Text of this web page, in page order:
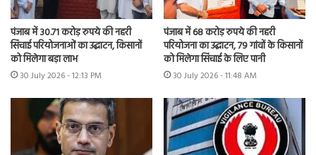
पंजाब में 30.71 करोड़ रुपये की नहरी
सिंचाई परियोजनाओं का उद्घाटन, किसानों
को मिलेगा बड़ा लाभ
30 July 2026 - 12:13 PM
पंजाब में 68 करोड़ रुपये की नहरी
परियोजना का उद्घाटन, 79 गांवों के किसानों
को मिलेगा सिंचाई के लिए पानी
30 July 2026 - 11:48 AM